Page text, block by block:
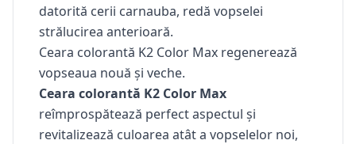
datorită cerii carnauba, redă vopselei
strălucirea anterioară.
Ceara colorantă K2 Color Max regenerează
vopseaua nouă și veche.
Ceara colorantă K2 Color Max
reîmprospătează perfect aspectul și
revitalizează culoarea atât a vopselelor noi,